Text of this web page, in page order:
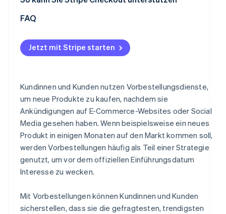
Bestätigungs-E-Mails für Vorbestellungen senden
Einen einfachen Bezahlvorgang bieten
Seltene und limitierte Produkte
Produkte mit geplanten Lieferterminen
FAQ
Jetzt mit Stripe starten
Kundinnen und Kunden nutzen Vorbestellungsdienste,
um neue Produkte zu kaufen, nachdem sie
Ankündigungen auf E-Commerce-Websites oder Social
Media gesehen haben. Wenn beispielsweise ein neues
Produkt in einigen Monaten auf den Markt kommen soll,
werden Vorbestellungen häufig als Teil einer Strategie
genutzt, um vor dem offiziellen Einführungsdatum
Interesse zu wecken.
Mit Vorbestellungen können Kundinnen und Kunden
sicherstellen, dass sie die gefragtesten, trendigsten